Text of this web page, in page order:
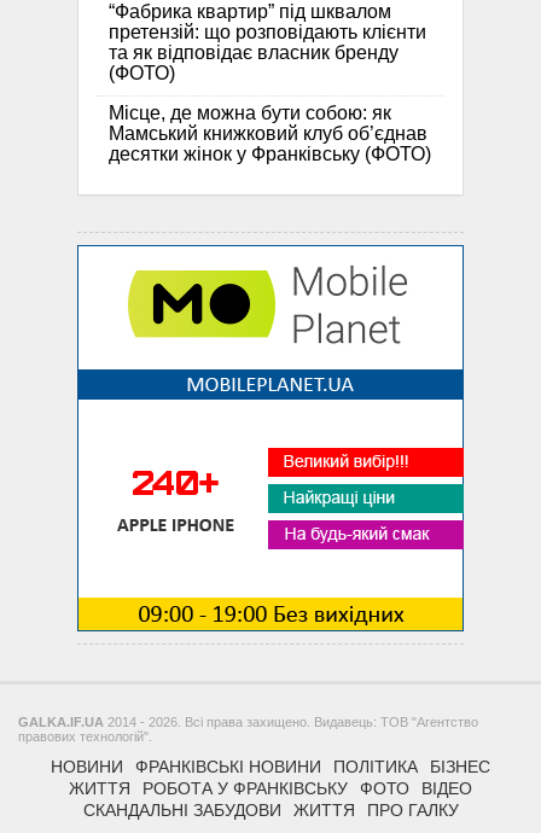
“Фабрика квартир” під шквалом
претензій: що розповідають клієнти
та як відповідає власник бренду
(ФОТО)
Місце, де можна бути собою: як
Мамський книжковий клуб об’єднав
десятки жінок у Франківську (ФОТО)
GALKA.IF.UA 2014 - 2026. Всі права захищено. Видавець: ТОВ "Агентство
правових технологій".
НОВИНИ ФРАНКІВСЬКІ НОВИНИ ПОЛІТИКА
БІЗНЕС
ЖИТТЯ
РОБОТА У ФРАНКІВСЬКУ ФОТО
ВІДЕО
СКАНДАЛЬНІ ЗАБУДОВИ
ЖИТТЯ ПРО ГАЛКУ